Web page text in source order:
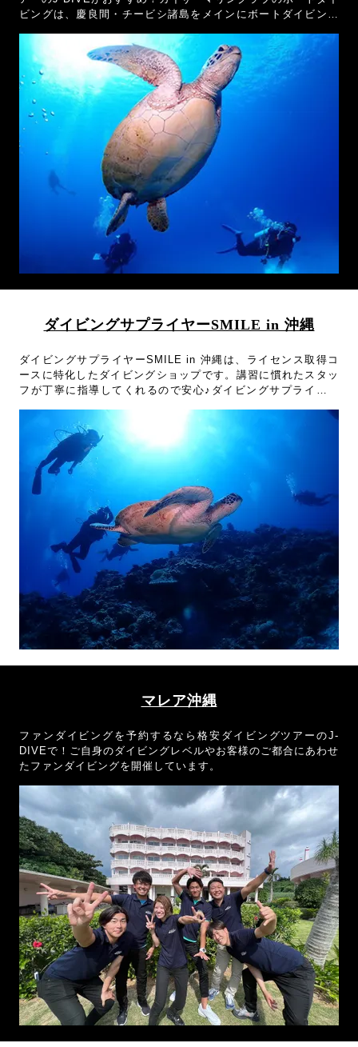
ビングは、慶良間・チービシ諸島をメインにボートダイビング
者やブランクダイバーにおすすめのショプです！
ダイビングサプライヤーSMILE in 沖縄
ダイビングサプライヤーSMILE in 沖縄は、ライセンス取得コ
ースに特化したダイビングショップです。講習に慣れたスタッ
フが丁寧に指導してくれるので安心♪ダイビングサプライヤー
マレア沖縄
ファンダイビングを予約するなら格安ダイビングツアーのJ-
DIVEで！ご自身のダイビングレベルやお客様のご都合にあわせ
たファンダイビングを開催しています。